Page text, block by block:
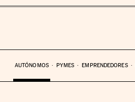
AUTÓNOMOS PYMES EMPRENDEDORES